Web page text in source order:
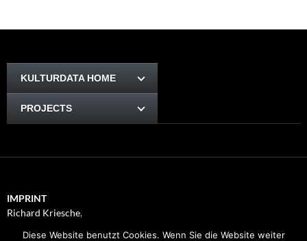
KULTURDATA HOME
PROJECTS
IMPRINT
Richard Kriesche,
GrazDiese Website benutzt Cookies. Wenn Sie die Website weiter